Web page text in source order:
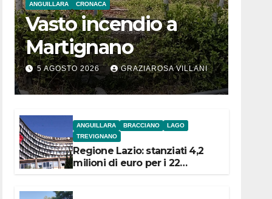
ANGUILLARA CRONACA
Vasto incendio a
Martignano
5 AGOSTO 2026 GRAZIAROSA VILLANI
ANGUILLARA BRACCIANO
LAGO
TREVIGNANO
Regione Lazio: stanziati 4,2
milioni di euro per i 22